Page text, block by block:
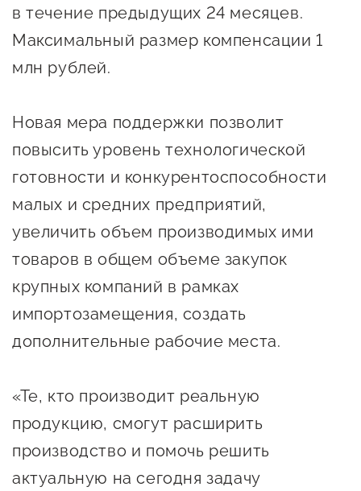
Центры поддержки
сопровождения
О центре
Истории успеха
Центр образовательных
программ и молодежного
предпринимательства
О центре
Календарь
мероприятий для
предпринимателей
Истории успеха
Центр инноваций
социальной сферы
мероприятий для
предпринимателей
Истории успеха
Проекты
Центр финансовой
О центре
Проекты
Поддержка центра
Истории успеха
Центр инновационно-
технологического и
креативного
предпринимательства
в течение предыдущих 24 месяцев.
Максимальный размер компенсации 1
млн рублей.
Новая мера поддержки позволит
повысить уровень технологической
готовности и конкурентоспособности
малых и средних предприятий,
увеличить объем производимых ими
товаров в общем объеме закупок
крупных компаний в рамках
импортозамещения, создать
дополнительные рабочие места.
«Те, кто производит реальную
продукцию, смогут расширить
производство и помочь решить
актуальную на сегодня задачу